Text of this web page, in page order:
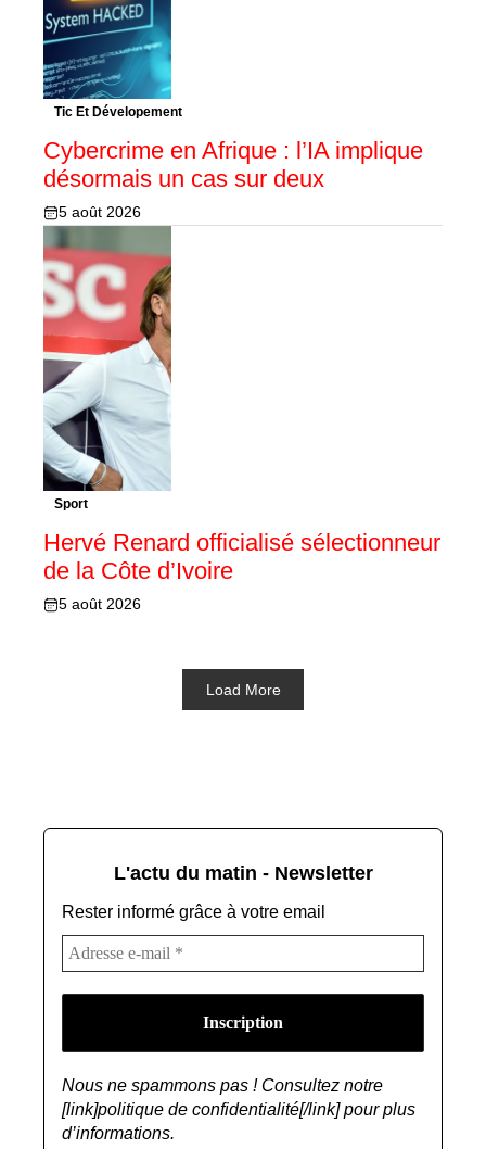
Tic Et Dévelopement
Cybercrime en Afrique : l’IA implique
désormais un cas sur deux
5 août 2026
Sport
Hervé Renard officialisé sélectionneur
de la Côte d’Ivoire
5 août 2026
Load More
L'actu du matin - Newsletter
Rester informé grâce à votre email
Nous ne spammons pas ! Consultez notre
[link]politique de confidentialité[/link] pour plus
d’informations.